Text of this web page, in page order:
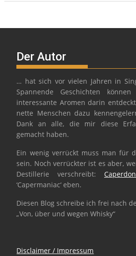
Der Autor
… hat sich vor vielen Jahren in
Spannende Geschichten
interessante Aromen darin
nette Menschen dazu
Dank an alle, die mir diese
gemacht haben.
Ein wenig verrückt muss man für
sein. Noch verrückter ist es aber,
Destillerie verschreibt:
‘Capermaniac‘ eben.
Diesen Blog schreibe ich frei nach
„Von, über und wegen Whisky“
Disclaimer / Impressum